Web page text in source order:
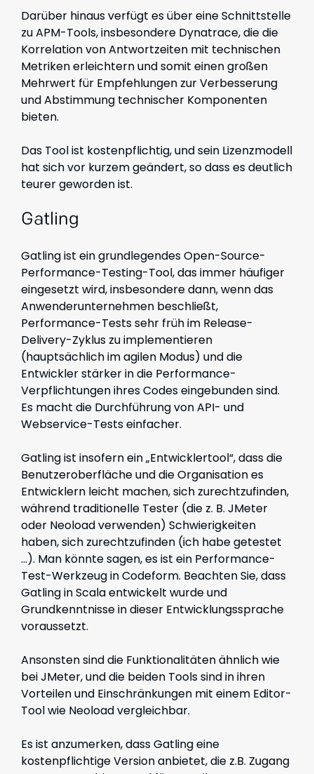
Darüber hinaus verfügt es über eine Schnittstelle
zu APM-Tools, insbesondere Dynatrace, die die
Korrelation von Antwortzeiten mit technischen
Metriken erleichtern und somit einen großen
Mehrwert für Empfehlungen zur Verbesserung
und Abstimmung technischer Komponenten
bieten.
Das Tool ist kostenpflichtig, und sein Lizenzmodell
hat sich vor kurzem geändert, so dass es deutlich
teurer geworden ist.
Gatling
Gatling ist ein grundlegendes Open-Source-
Performance-Testing-Tool, das immer häufiger
eingesetzt wird, insbesondere dann, wenn das
Anwenderunternehmen beschließt,
Performance-Tests sehr früh im Release-
Delivery-Zyklus zu implementieren
(hauptsächlich im agilen Modus) und die
Entwickler stärker in die Performance-
Verpflichtungen ihres Codes eingebunden sind.
Es macht die Durchführung von API- und
Webservice-Tests einfacher.
Gatling ist insofern ein „Entwicklertool“, dass die
Benutzeroberfläche und die Organisation es
Entwicklern leicht machen, sich zurechtzufinden,
während traditionelle Tester (die z. B. JMeter
oder Neoload verwenden) Schwierigkeiten
haben, sich zurechtzufinden (ich habe getestet
...). Man könnte sagen, es ist ein Performance-
Test-Werkzeug in Codeform. Beachten Sie, dass
Gatling in Scala entwickelt wurde und
Grundkenntnisse in dieser Entwicklungssprache
voraussetzt.
Ansonsten sind die Funktionalitäten ähnlich wie
bei JMeter, und die beiden Tools sind in ihren
Vorteilen und Einschränkungen mit einem Editor-
Tool wie Neoload vergleichbar.
Es ist anzumerken, dass Gatling eine
kostenpflichtige Version anbietet, die z.B. Zugang